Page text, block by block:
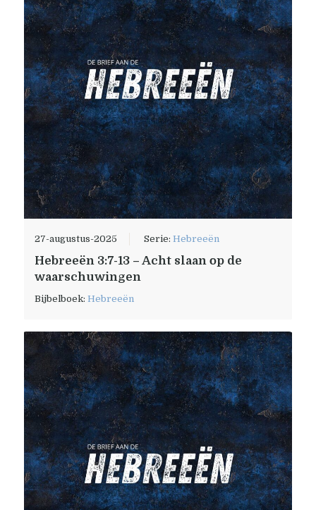
27-augustus-2025 Serie:Hebreeën
Hebreeën 3:7-13 – Acht slaan op de
waarschuwingen
Bijbelboek:Hebreeën